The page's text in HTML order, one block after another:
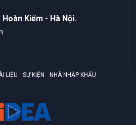
Kiếm - Hà Nội.
LIỆU SỰ KIỆN
NHÀ NHẬP KHẨU